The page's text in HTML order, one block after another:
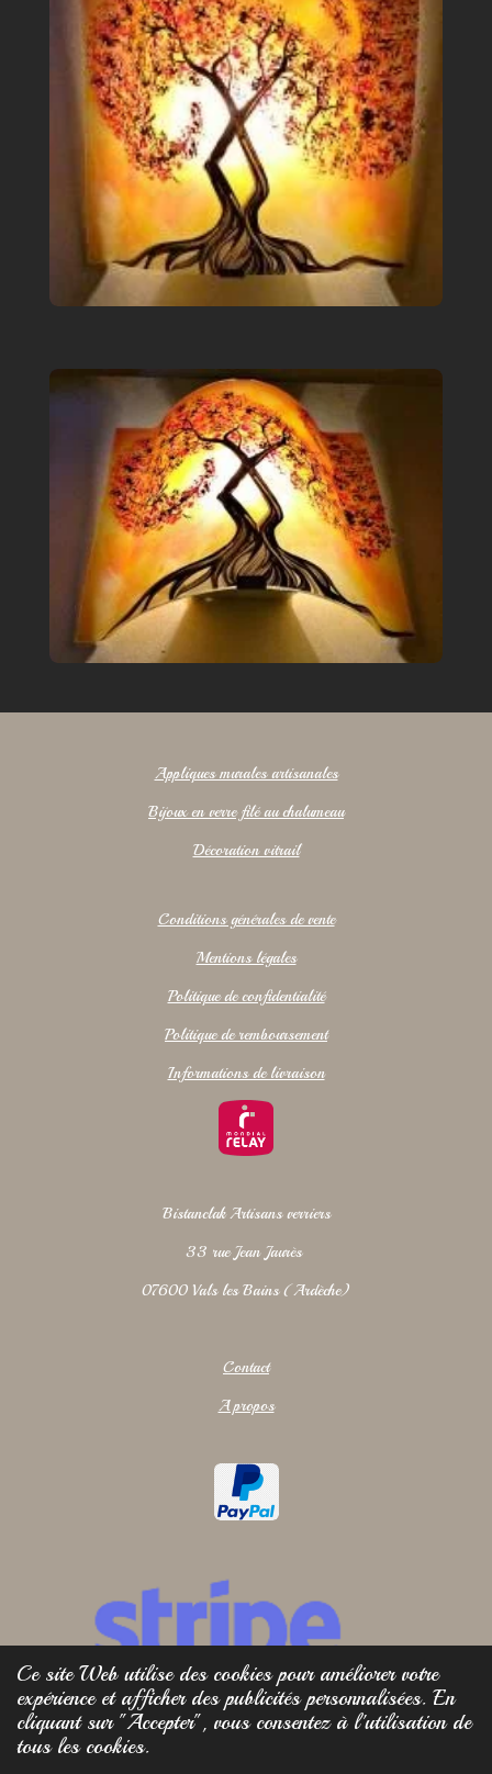
Ce site Web utilise des cookies pour améliorer votre
expérience et afficher des publicités personnalisées. En
cliquant sur "Accepter", vous consentez à l'utilisation de
tous les cookies.
Appliques murales artisanales
Bijoux en verre filé au chalumeau
Décoration vitrail
Conditions générales de vente
Mentions légales
Politique de confidentialité
Politique de remboursement
Informations de livraison
Bistanclak Artisans verriers
33 rue Jean Jaurès
07600 Vals les Bains (Ardèche)
Contact
A propos